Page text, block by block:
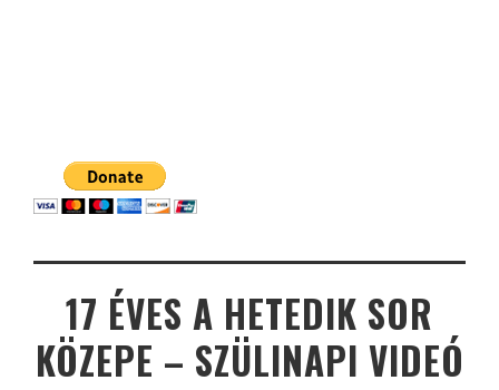
17 ÉVES A HETEDIK SOR
KÖZEPE – SZÜLINAPI VIDEÓ